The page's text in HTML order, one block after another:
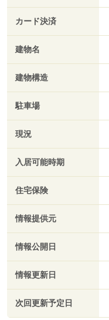
カード決済
建物名
建物構造
駐車場
現況
入居可能時期
住宅保険
情報提供元
情報公開日
情報更新日
次回更新予定日